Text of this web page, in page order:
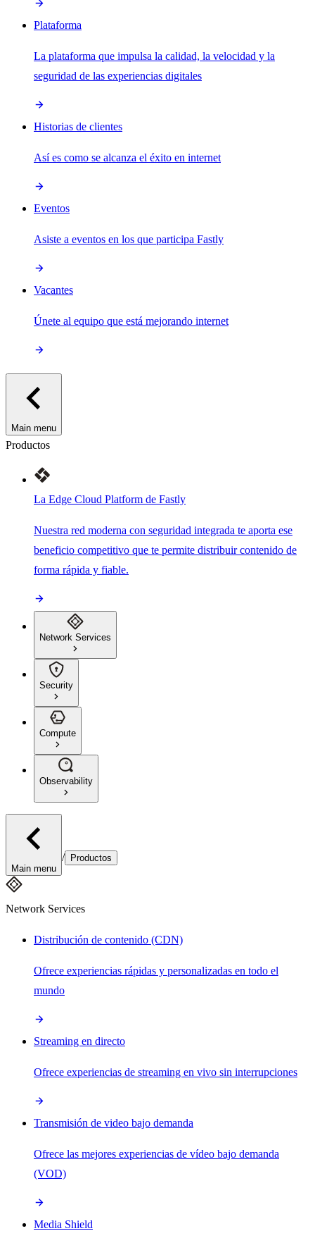
Plataforma
La plataforma que impulsa la calidad, la velocidad y la
seguridad de las experiencias digitales
Historias de clientes
Así es como se alcanza el éxito en internet
Eventos
Asiste a eventos en los que participa Fastly
Vacantes
Únete al equipo que está mejorando internet
Main menu
Productos
La Edge Cloud Platform de Fastly
Nuestra red moderna con seguridad integrada te aporta ese
beneficio competitivo que te permite distribuir contenido de
forma rápida y fiable.
Network Services
Security
Compute
Observability
Main menu
/ Productos
Network Services
Distribución de contenido (CDN)
Ofrece experiencias rápidas y personalizadas en todo el
mundo
Streaming en directo
Ofrece experiencias de streaming en vivo sin interrupciones
Transmisión de video bajo demanda
Ofrece las mejores experiencias de vídeo bajo demanda
(VOD)
Media Shield